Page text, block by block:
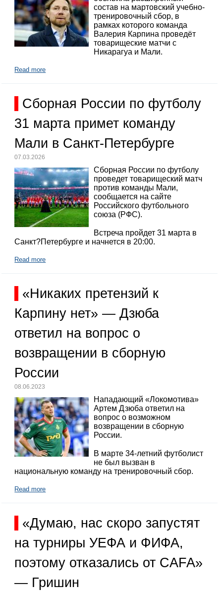
состав на мартовский учебно-
тренировочный сбор, в
рамках которого команда
Валерия Карпина проведёт
товарищеские матчи с
Никарагуа и Мали.
Read more
Сборная России по футболу
31 марта примет команду
Мали в Санкт-Петербурге
07.03.2026
Сборная России по футболу
проведет товарищеский матч
против команды Мали,
сообщается на сайте
Российского футбольного
союза (РФС).
Встреча пройдет 31 марта в
Санкт?Петербурге и начнется в 20:00.
Read more
«Никаких претензий к
Карпину нет» — Дзюба
ответил на вопрос о
возвращении в сборную
России
08.06.2023
Нападающий «Локомотива»
Артем Дзюба ответил на
вопрос о возможном
возвращении в сборную
России.
В марте 34-летний футболист
не был вызван в
национальную команду на тренировочный сбор.
Read more
«Думаю, нас скоро запустят
на турниры УЕФА и ФИФА,
поэтому отказались от CAFA»
— Гришин